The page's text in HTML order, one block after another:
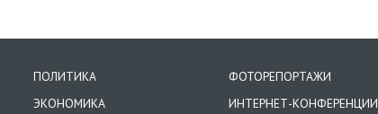
ПОЛИТИКА
ЭКОНОМИКА
ФОТОРЕПОРТАЖИ
ИНТЕРНЕТ-КОНФЕРЕНЦИИ